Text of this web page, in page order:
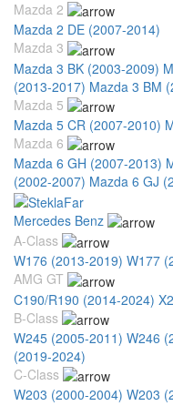
Mazda 2
Mazda 2 DE (2007-2014)
Mazda 3
Mazda 3 BK (2003-2009)
(2013-2017) Mazda 3 BM
Mazda 5
Mazda 5 CR (2007-2010)
Mazda 6
Mazda 6 GH (2007-2013)
(2002-2007) Mazda 6 GJ
Mercedes Benz
A-Class
W176 (2013-2019) W177
AMG GT
C190/R190 (2014-2024)
B-Class
W245 (2005-2011) W246
(2019-2024)
C-Class
W203 (2000-2004) W203